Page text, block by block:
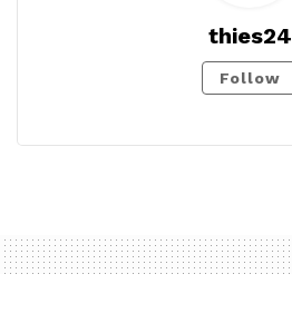
thies24
Follow